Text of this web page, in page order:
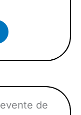
de